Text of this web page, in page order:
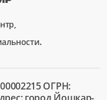
.
ОГРН: